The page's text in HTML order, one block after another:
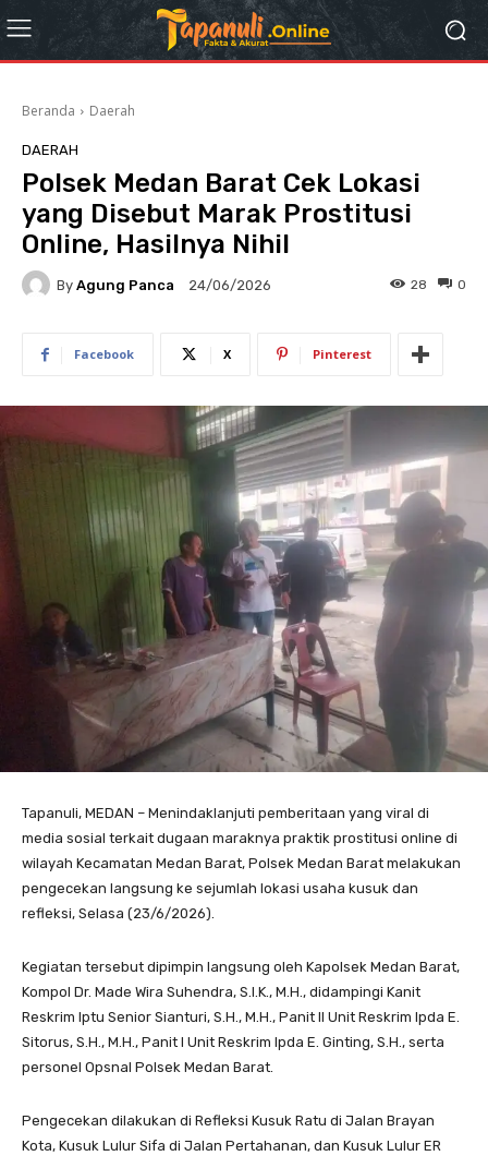
Beranda Daerah
DAERAH
Polsek Medan Barat Cek Lokasi
yang Disebut Marak Prostitusi
Online, Hasilnya Nihil
By Agung Panca 24/06/2026 0
28
Facebook X Pinterest
Tapanuli, MEDAN – Menindaklanjuti pemberitaan yang viral di
media sosial terkait dugaan maraknya praktik prostitusi online di
wilayah Kecamatan Medan Barat, Polsek Medan Barat melakukan
pengecekan langsung ke sejumlah lokasi usaha kusuk dan
refleksi, Selasa (23/6/2026).
Kegiatan tersebut dipimpin langsung oleh Kapolsek Medan Barat,
Kompol Dr. Made Wira Suhendra, S.I.K., M.H., didampingi Kanit
Reskrim Iptu Senior Sianturi, S.H., M.H., Panit II Unit Reskrim Ipda E.
Sitorus, S.H., M.H., Panit I Unit Reskrim Ipda E. Ginting, S.H., serta
personel Opsnal Polsek Medan Barat.
Pengecekan dilakukan di Refleksi Kusuk Ratu di Jalan Brayan
Kota, Kusuk Lulur Sifa di Jalan Pertahanan, dan Kusuk Lulur ER